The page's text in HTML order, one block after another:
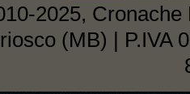
2025,
(MB) | P.IVA